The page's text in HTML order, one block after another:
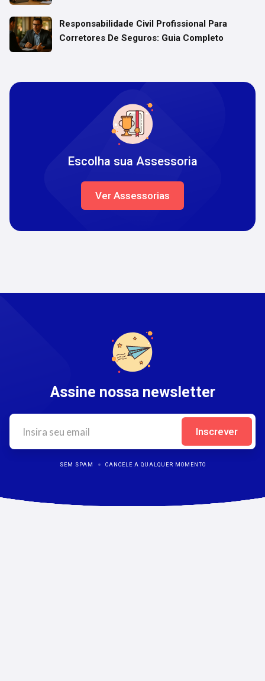
Responsabilidade Civil Profissional Para
Corretores De Seguros: Guia Completo
Escolha sua Assessoria
Ver Assessorias
Assine nossa newsletter
SEM SPAM CANCELE A QUALQUER MOMENTO